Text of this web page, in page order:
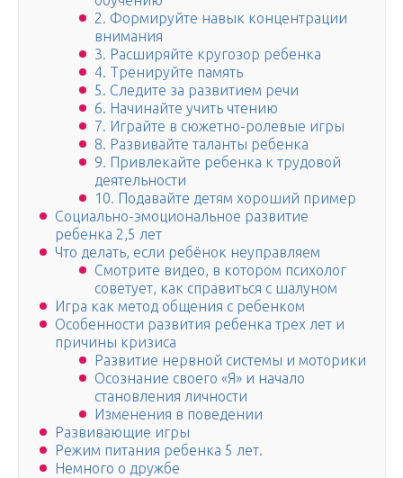
2. Формируйте навык концентрации
внимания
3. Расширяйте кругозор ребенка
4. Тренируйте память
5. Следите за развитием речи
6. Начинайте учить чтению
7. Играйте в сюжетно-ролевые игры
8. Развивайте таланты ребенка
9. Привлекайте ребенка к трудовой
деятельности
10. Подавайте детям хороший пример
Социально-эмоциональное развитие
ребенка 2,5 лет
Что делать, если ребёнок неуправляем
Смотрите видео, в котором психолог
советует, как справиться с шалуном
Игра как метод общения с ребенком
Особенности развития ребенка трех лет и
причины кризиса
Развитие нервной системы и моторики
Осознание своего «Я» и начало
становления личности
Изменения в поведении
Развивающие игры
Режим питания ребенка 5 лет.
Немного о дружбе